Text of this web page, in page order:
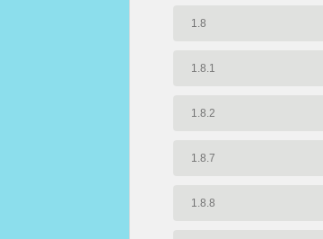
1.8
1.8.1
1.8.2
1.8.7
1.8.8